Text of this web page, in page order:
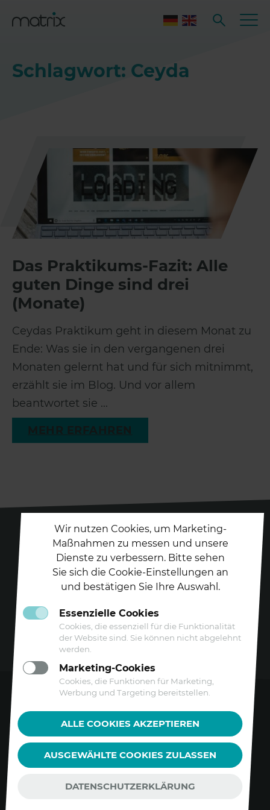
Schlagwort: Ceyda
Das Praktikums-Fazit: Alle
guten Dinge sind drei
(Monate)
Ceydas Praktikum geht in diesem Monat zu
Ende: Was sie in den vergangenen drei
Monaten gelernt hat und für sich mitnimmt,
erzählt sie im Blog. Und vor allem
beantwortet sie ...
Folgen Sie uns auf
Barrierefreiheitserklärung
Impressum
Wir nutzen Cookies, um Marketing-
Maßnahmen zu messen und unsere
Dienste zu verbessern. Bitte sehen
Sie sich die Cookie-Einstellungen an
und bestätigen Sie Ihre Auswahl.
Essenzielle Cookies
Cookies, die essenziell für die Funktionalität
der Website sind. Sie können nicht abgelehnt
werden.
Marketing-Cookies
Cookies, die Funktionen für Marketing,
Werbung und Targeting bereitstellen.
ALLE COOKIES AKZEPTIEREN
AUSGEWÄHLTE COOKIES ZULASSEN
DATENSCHUTZERKLÄRUNG